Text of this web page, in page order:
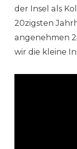
der Insel als
20zigsten
angenehmen
wir die kleine